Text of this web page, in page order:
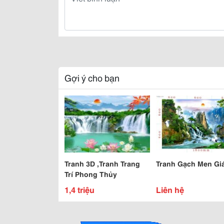
Gợi ý cho bạn
Tranh 3D ,Tranh Trang
Trí Phong Thủy
1,4 triệu
Tranh Gạch Men
Liên hệ